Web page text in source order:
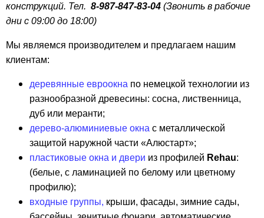
конструкций. Тел. 8-987-847-83-04 (Звонить в рабочие
дни с 09:00 до 18:00)
Мы являемся производителем и предлагаем нашим
клиентам:
деревянные евроокна по немецкой технологии из
разнообразной древесины: сосна, лиственница,
дуб или меранти;
дерево-алюминиевые окна с металлической
защитой наружной части «Алюстарт»;
пластиковые окна и двери из профилей Rehau:
(белые, с ламинацией по белому или цветному
профилю);
входные группы, крыши, фасады, зимние сады,